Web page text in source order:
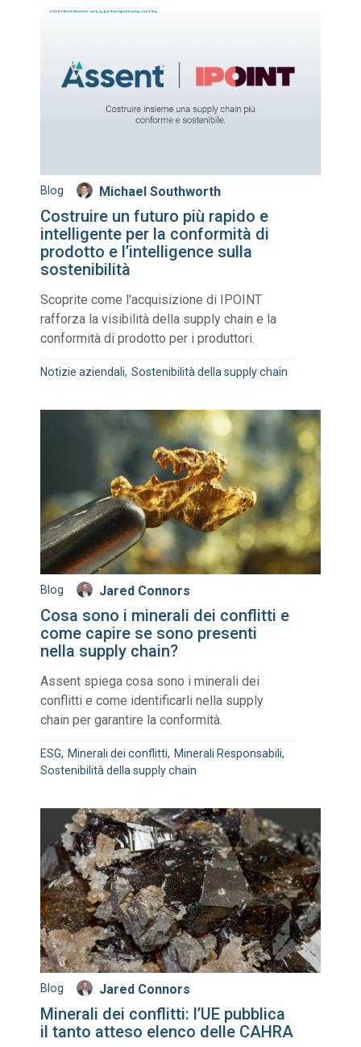
Blog Michael Southworth
Costruire un futuro più rapido e
intelligente per la conformità di
prodotto e l’intelligence sulla
sostenibilità
Scoprite come l'acquisizione di IPOINT
rafforza la visibilità della supply chain e la
conformità di prodotto per i produttori.
Notizie aziendali Sostenibilità della supply chain
Blog Jared Connors
Cosa sono i minerali dei conflitti e
come capire se sono presenti
nella supply chain?
Assent spiega cosa sono i minerali dei
conflitti e come identificarli nella supply
chain per garantire la conformità.
ESG Minerali dei conflitti
Minerali Responsabili
Sostenibilità della supply chain
Blog Jared Connors
Minerali dei conflitti: l’UE pubblica
il tanto atteso elenco delle CAHRA